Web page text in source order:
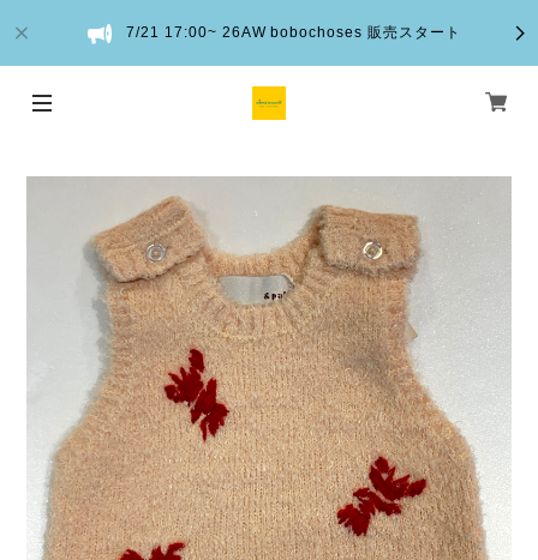
7/21 17:00~ 26AW bobochoses 販売スタート